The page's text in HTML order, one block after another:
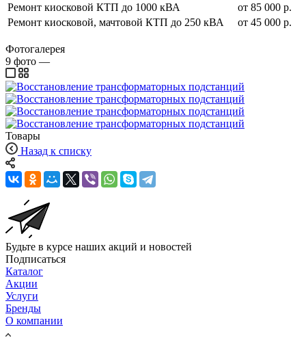
Ремонт киосковой КТП до 1000 кВА
от 85 000 р.
Ремонт киосковой, мачтовой КТП до 250 кВА
от 45 000 р.
Фотогалерея
9 фото —
Товары
Назад к списку
Будьте в курсе наших акций и новостей
Подписаться
Каталог
Акции
Услуги
Бренды
О компании